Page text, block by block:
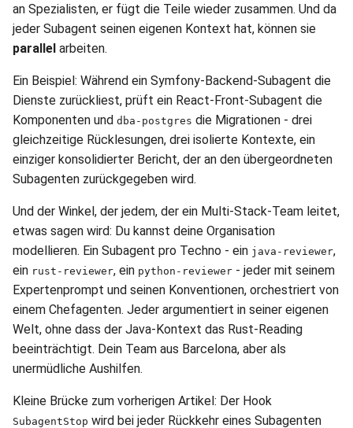
an Spezialisten, er fügt die Teile wieder zusammen. Und da
jeder Subagent seinen eigenen Kontext hat, können sie
parallel arbeiten.
Ein Beispiel: Während ein Symfony-Backend-Subagent die
Dienste zurückliest, prüft ein React-Front-Subagent die
Komponenten und dba-postgres die Migrationen - drei
gleichzeitige Rücklesungen, drei isolierte Kontexte, ein
einziger konsolidierter Bericht, der an den übergeordneten
Subagenten zurückgegeben wird.
Und der Winkel, der jedem, der ein Multi-Stack-Team leitet,
etwas sagen wird: Du kannst deine Organisation
modellieren. Ein Subagent pro Techno - ein java-reviewer,
ein rust-reviewer, ein python-reviewer - jeder mit seinem
Expertenprompt und seinen Konventionen, orchestriert von
einem Chefagenten. Jeder argumentiert in seiner eigenen
Welt, ohne dass der Java-Kontext das Rust-Reading
beeinträchtigt. Dein Team aus Barcelona, aber als
unermüdliche Aushilfen.
Kleine Brücke zum vorherigen Artikel: Der Hook
SubagentStop wird bei jeder Rückkehr eines Subagenten